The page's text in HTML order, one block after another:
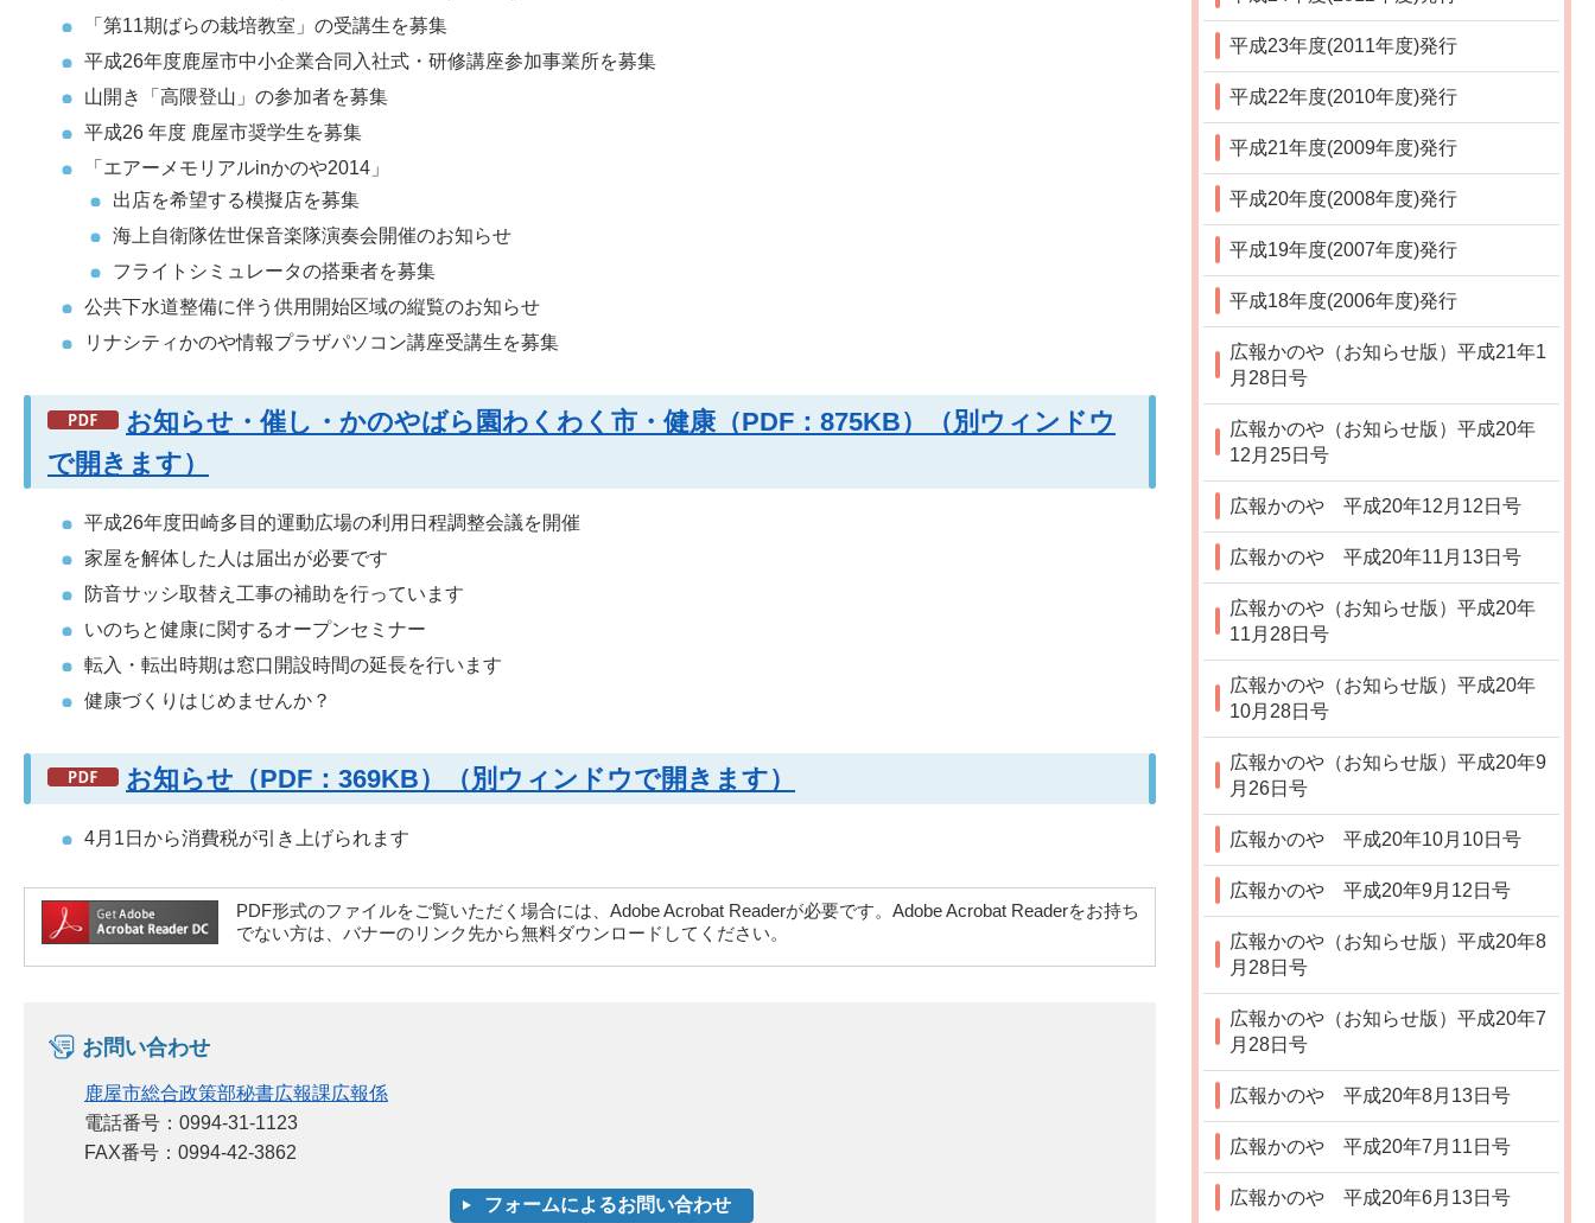
「第11期ばらの栽培教室」の受講生を募集
平成26年度鹿屋市中小企業合同入社式・研修講座参加事業所を募集
山開き「高隈登山」の参加者を募集
平成26 年度 鹿屋市奨学生を募集
「エアーメモリアルinかのや2014」
出店を希望する模擬店を募集
海上自衛隊佐世保音楽隊演奏会開催のお知らせ
フライトシミュレータの搭乗者を募集
公共下水道整備に伴う供用開始区域の縦覧のお知らせ
リナシティかのや情報プラザパソコン講座受講生を募集
お知らせ・催し・かのやばら園わくわく市・健康（PDF：875KB）（別ウィンドウ
で開きます）
平成26年度田崎多目的運動広場の利用日程調整会議を開催
家屋を解体した人は届出が必要です
防音サッシ取替え工事の補助を行っています
いのちと健康に関するオープンセミナー
転入・転出時期は窓口開設時間の延長を行います
健康づくりはじめませんか？
お知らせ（PDF：369KB）（別ウィンドウで開きます）
4月1日から消費税が引き上げられます
PDF形式のファイルをご覧いただく場合には、Adobe Acrobat Readerが必要です。Adobe Acrobat Readerをお持ち
でない方は、バナーのリンク先から無料ダウンロードしてください。
お問い合わせ
鹿屋市総合政策部秘書広報課広報係
電話番号：0994-31-1123
FAX番号：0994-42-3862
平成23年度(2011年度)発行
平成22年度(2010年度)発行
平成21年度(2009年度)発行
平成20年度(2008年度)発行
平成19年度(2007年度)発行
平成18年度(2006年度)発行
広報かのや（お知らせ版）平成21年1
月28日号
広報かのや（お知らせ版）平成20年
12月25日号
広報かのや 平成20年12月12日号
広報かのや 平成20年11月13日号
広報かのや（お知らせ版）平成20年
11月28日号
広報かのや（お知らせ版）平成20年
10月28日号
広報かのや（お知らせ版）平成20年9
月26日号
広報かのや 平成20年10月10日号
広報かのや 平成20年9月12日号
広報かのや（お知らせ版）平成20年8
月28日号
広報かのや（お知らせ版）平成20年7
月28日号
広報かのや 平成20年8月13日号
広報かのや 平成20年7月11日号
広報かのや 平成20年6月13日号